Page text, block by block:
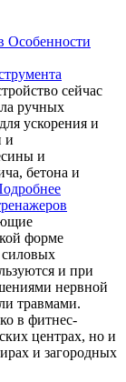
Особенности
сейчас
ручных
ускорения и
и
и
бетона и
форме
и при
нервной
травмами.
в фитнес-
центрах, но и
и загородных